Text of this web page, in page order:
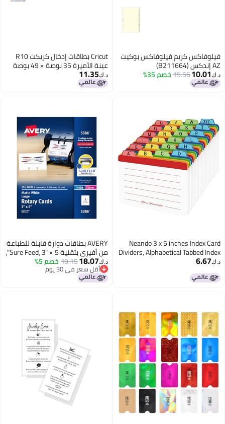
فيلوفاكس كريم فيلوفاكس بوكيت
AZ إندكس (B211664)
د.ك‏10.01
15.56خصم 35%
Cricut بطاقات إدخال كريكت R10
عينة الأميرة 35 بوصة × 49 بوصة
42 عدد
د.ك‏11.35
Neando 3 x 5 inches Index Card
Dividers, Alphabetical Tabbed Index
Cards Guides, Colored Note Cards,
File and Recipe Guides with
Alphabetical Tabs, Assorted Colors,
د.ك‏6.67
AVERY بطاقات دوارة قابلة للطباعة
من أفيري بتقنية Sure Feed، 3" × 5"،
بيضاء، 150 بطاقة فارغة لطابعات
الليزر أو الطباعة النفاثة (05386)
د.ك‏18.07
19.15خصم 5%
أقل سعر في 30 يوم
أقل سعر في 30 يوم